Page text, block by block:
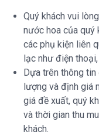
Quý khách vui
nước hoa của quý
các phụ kiện liên
lạc như điện
Dựa trên thông
lượng và định giá
giá đề xuất, quý
và thời gian thu
khách.